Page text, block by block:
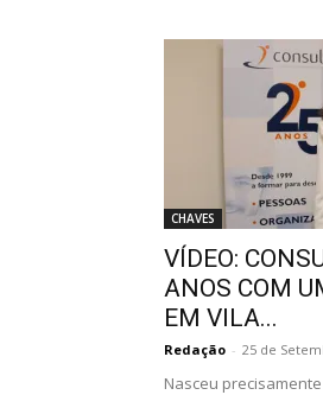
CHAVES
VÍDEO:
ANOS COM
EM VILA...
Redação - 25 de
Nasceu